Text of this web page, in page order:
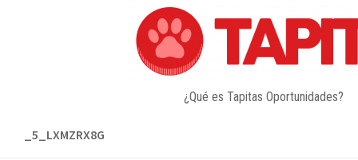
¿Qué es Tapitas Oportunidades?
_5_LXMZRX8G